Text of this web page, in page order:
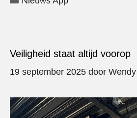
Veiligheid staat altijd voorop
19 september 2025 door Wendy